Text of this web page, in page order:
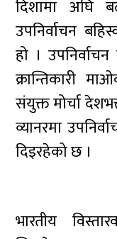
दिशामा अघि
उपनिर्वाचन
हो ।
क्रान्तिकारी
संयुक्त मोर्चा
व्यानरमा
दिइरहेको छ ।
भारतीय